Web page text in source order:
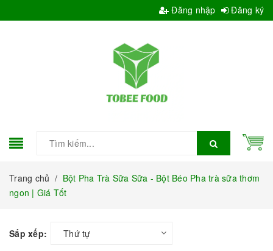
Đăng nhập Đăng ký
Trang chủ / Bột Pha Trà Sữa Sữa - Bột Béo Pha trà sữa thơm
ngon | Giá Tốt
Sắp xếp: Thứ tự